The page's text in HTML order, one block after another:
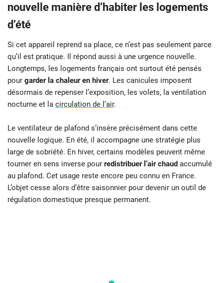
nouvelle manière d’habiter les logements
d’été
Si cet appareil reprend sa place, ce n’est pas seulement parce
qu’il est pratique. Il répond aussi à une urgence nouvelle.
Longtemps, les logements français ont surtout été pensés
pour garder la chaleur en hiver. Les canicules imposent
désormais de repenser l’exposition, les volets, la ventilation
nocturne et la circulation de l’air.
Le ventilateur de plafond s’insère précisément dans cette
nouvelle logique. En été, il accompagne une stratégie plus
large de sobriété. En hiver, certains modèles peuvent même
tourner en sens inverse pour redistribuer l’air chaud accumulé
au plafond. Cet usage reste encore peu connu en France.
L’objet cesse alors d’être saisonnier pour devenir un outil de
régulation domestique presque permanent.